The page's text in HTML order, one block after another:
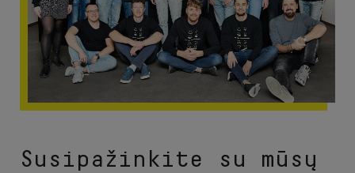
Susipažinkite su mūsų